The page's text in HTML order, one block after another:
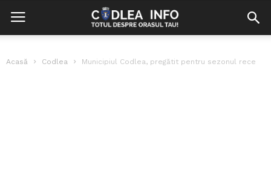
Acasă Codlea Municipiul Codlea, pregătit pentru sezonul rece